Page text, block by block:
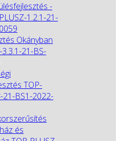
-
1.2.1-21-
Okányban
21-BS-
TOP-
21-BS1-2022-
és